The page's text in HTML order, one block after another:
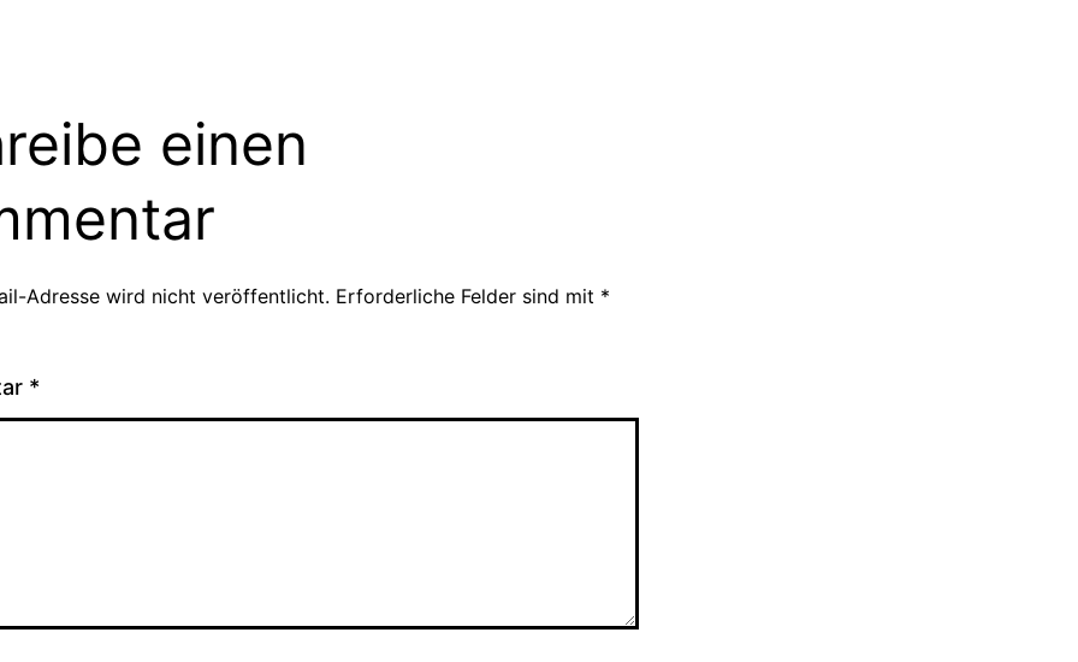
einen
Adresse wird nicht veröffentlicht. Erforderliche Felder sind mit *
*